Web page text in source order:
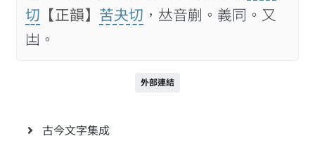
切 【正韻】 苦夬切 ，𠀤音蒯。義同。又
𠙽。
外部連結
古今文字集成